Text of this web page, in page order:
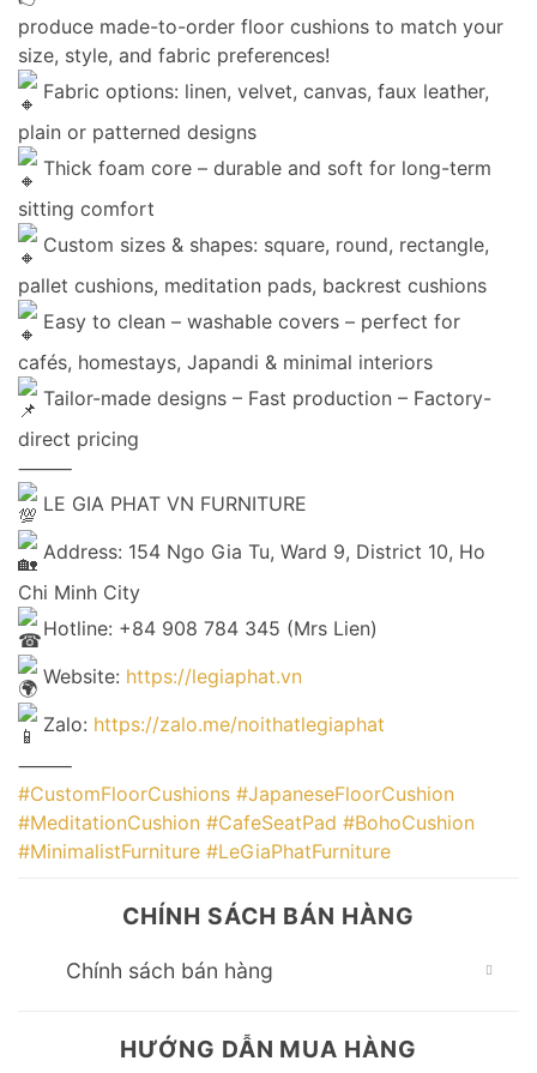
produce made-to-order floor cushions to match your
size, style, and fabric preferences!
Fabric options: linen, velvet, canvas, faux leather,
plain or patterned designs
Thick foam core – durable and soft for long-term
sitting comfort
Custom sizes & shapes: square, round, rectangle,
pallet cushions, meditation pads, backrest cushions
Easy to clean – washable covers – perfect for
cafés, homestays, Japandi & minimal interiors
Tailor-made designs – Fast production – Factory-
direct pricing
⸻
LE GIA PHAT VN FURNITURE
Address: 154 Ngo Gia Tu, Ward 9, District 10, Ho
Chi Minh City
Hotline: +84 908 784 345 (Mrs Lien)
Website: https://legiaphat.vn
Zalo: https://zalo.me/noithatlegiaphat
⸻
#CustomFloorCushions #JapaneseFloorCushion
#MeditationCushion #CafeSeatPad #BohoCushion
#MinimalistFurniture #LeGiaPhatFurniture
CHÍNH SÁCH BÁN HÀNG
Chính sách bán hàng
HƯỚNG DẪN MUA HÀNG